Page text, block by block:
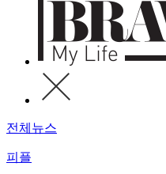
전체뉴스
피플